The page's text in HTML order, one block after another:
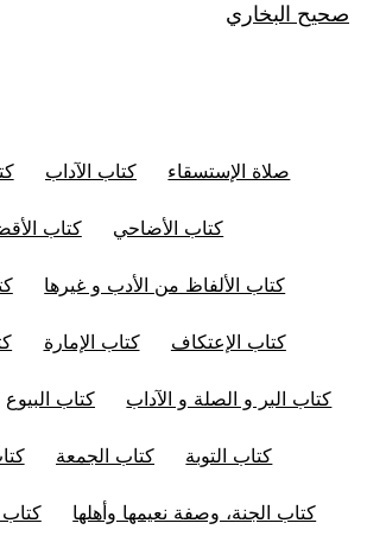
صحيح البخاري
صلاة الإستسقاء كتاب الآداب
كتاب الأضاحي كتاب
كتاب الألفاظ من الأدب و غيرها
كتاب الإعتكاف كتاب الإمارة
كتاب البر و الصلة و الآداب كتاب البيوع
كتاب التوبة كتاب الجمعة
كتاب الجنة، وصفة نعيمها وأهلها كتاب